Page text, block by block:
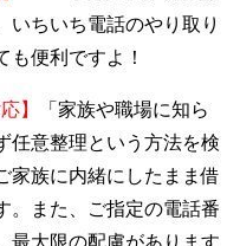
いちいち電話のやり取り
も便利ですよ！
】
「家族や職場に知ら
任意整理という方法を検
家族に内緒にしたまま借
。また、ご指定の電話番
最大限の配慮があります